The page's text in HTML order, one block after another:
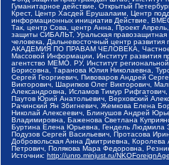
Гуманитарное действие, Открытый
Крест, Центр Хасдей Ерушалаим, Центр
информационных инициатив Действие,
Так, центр Сова, центр Анна, Проект
защиты СИБАЛЬТ, Уральская
человека, Дальневосточный центр
АКАДЕМИЯ ПО ПРАВАМ ЧЕЛОВЕКА, Частное
Массовой Информации, Институт развития
агентство МЕМО. РУ, Институт
Борисовна, Таранова Юлия Николаевна,
Сергей Георгиевич, Пивоваров Андрей
Викторович, Шарипков Олег Викторович,
Александровна, Исламов Тимур
Паутов Юрий Анатольевич, Верховский
Рачинский Ян Збигневич, Жемкова Елена
Николай Алексеевич, Блинушов Андрей
Владимировна, Баженова Светлана
Буртина Елена Юрьевна, Гендель Людмила
Подузов Сергей Васильевич, Протасова
Добровольская Анна Дмитриевна,
Петрович, Полякова Мара Федоровна,
Источник: http://unro.minjust.ru/